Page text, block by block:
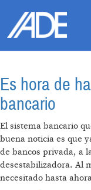
Es hora de
bancario
El sistema bancario
buena noticia es que
de bancos privada, a
desestabilizadora. Al
necesitado hasta